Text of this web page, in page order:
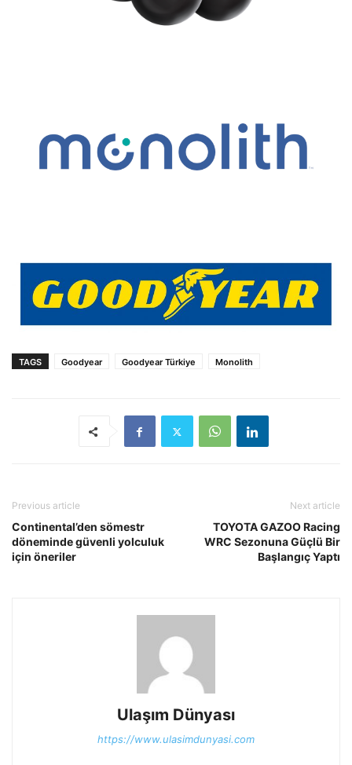
TAGS Goodyear Goodyear Türkiye Monolith
Previous article
Continental’den sömestr
döneminde güvenli yolculuk
için öneriler
Next article
TOYOTA GAZOO Racing
WRC Sezonuna Güçlü Bir
Başlangıç Yaptı
Ulaşım Dünyası
https://www.ulasimdunyasi.com